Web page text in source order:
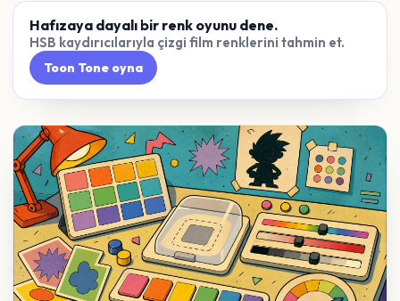
Hafızaya dayalı bir renk oyunu dene.
HSB kaydırıcılarıyla çizgi film renklerini tahmin et.
Toon Tone oyna